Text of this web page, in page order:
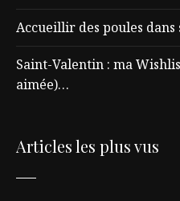
Accueillir des poules
Saint-Valentin : ma
aimée)…
Articles les plus vus